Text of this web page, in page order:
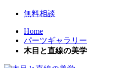
無料相談
Home
パーツギャラリー
木目と直線の美学